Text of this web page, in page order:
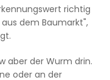
richtig
dem Baumarkt",
aber der Wurm drin.
oder an der